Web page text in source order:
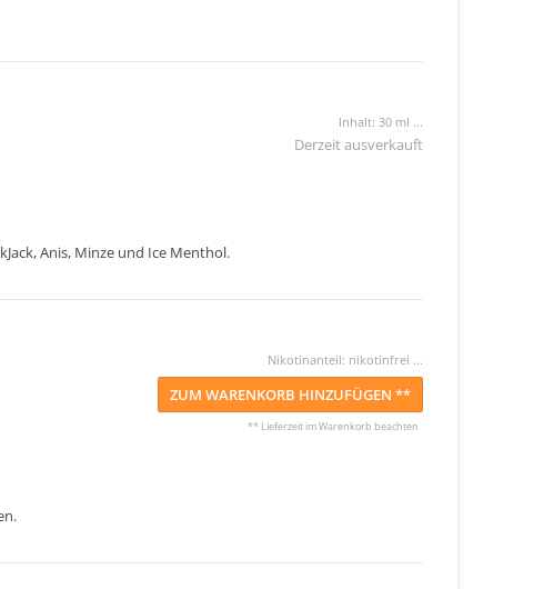
Inhalt: 30 ml ...
Derzeit ausverkauft
Anis, Minze und Ice Menthol.
Nikotinanteil: nikotinfrei ...
ZUM WARENKORB HINZUFÜGEN **
** Lieferzeit im Warenkorb beachten